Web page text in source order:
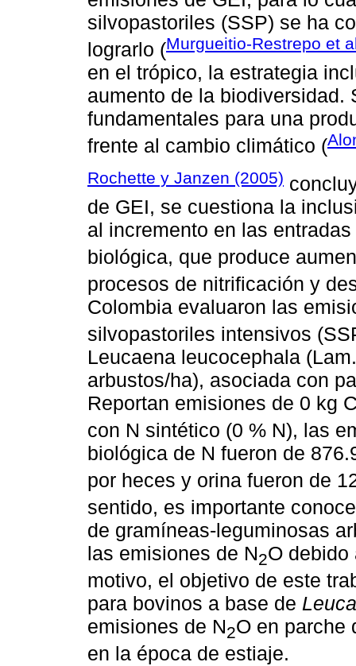
silvopastoriles (SSP) se ha
lograrlo (Murgueitio-Restrepo et
en el trópico, la estrategia
aumento de la biodiversidad.
fundamentales para una
frente al cambio climático (
Rochette y Janzen (2005)
de GEI, se cuestiona la
al incremento en las entradas
biológica, que produce
procesos de nitrificación y
Colombia evaluaron las
silvopastoriles intensivos
Leucaena leucocephala
arbustos/ha), asociada con
Reportan emisiones de 0 kg
con N sintético (0 % N), las
biológica de N fueron de
por heces y orina fueron de
sentido, es importante
de gramíneas-leguminosas
las emisiones de N2O debido
motivo, el objetivo de este
para bovinos a base de
emisiones de N2O en parche
en la época de estiaje.